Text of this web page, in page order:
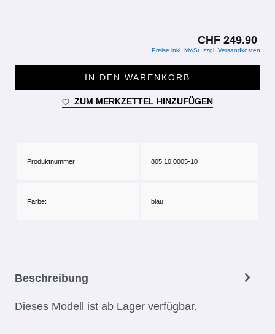
CHF 249.90
Preise inkl. MwSt. zzgl. Versandkosten
IN DEN WARENKORB
ZUM MERKZETTEL HINZUFÜGEN
Produktnummer: 805.10.0005-10
Farbe: blau
Beschreibung
Dieses Modell ist ab Lager verfügbar.